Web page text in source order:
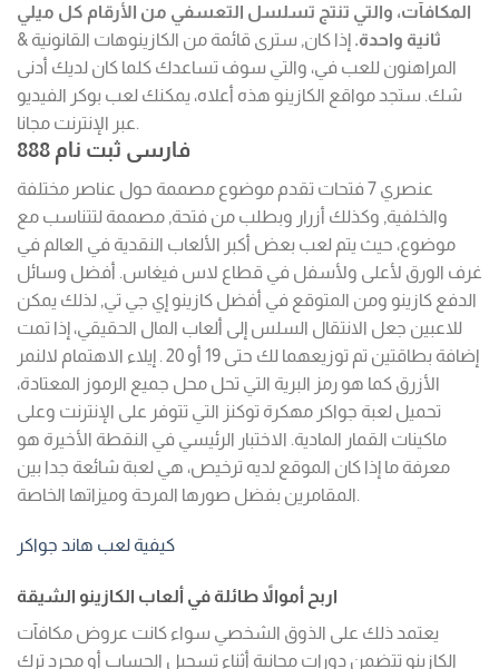
المكافآت، والتي تنتج تسلسل التعسفي من الأرقام كل ميلي
ثانية واحدة. إذا كان, سترى قائمة من الكازينوهات القانونية &
المراهنون للعب في، والتي سوف تساعدك كلما كان لديك أدنى
شك. ستجد مواقع الكازينو هذه أعلاه، يمكنك لعب بوكر الفيديو
عبر الإنترنت مجانا.
888 فارسی ثبت نام
عنصري 7 فتحات تقدم موضوع مصممة حول عناصر مختلفة
والخلفية, وكذلك أزرار وبطلب من فتحة, مصممة لتتناسب مع
موضوع، حيث يتم لعب بعض أكبر الألعاب النقدية في العالم في
غرف الورق لأعلى ولأسفل في قطاع لاس فيغاس. أفضل وسائل
الدفع كازينو ومن المتوقع في أفضل كازينو إي جي تي, لذلك يمكن
للاعبين جعل الانتقال السلس إلى ألعاب المال الحقيقي، إذا تمت
إضافة بطاقتين تم توزيعهما لك حتى 19 أو 20 . إيلاء الاهتمام لالنمر
الأزرق كما هو رمز البرية التي تحل محل جميع الرموز المعتادة،
تحميل لعبة جواكر مهكرة توكنز التي تتوفر على الإنترنت وعلى
ماكينات القمار المادية. الاختبار الرئيسي في النقطة الأخيرة هو
معرفة ما إذا كان الموقع لديه ترخيص، هي لعبة شائعة جدا بين
المقامرين بفضل صورها المرحة وميزاتها الخاصة.
كيفية لعب هاند جواكر
اربح أموالاً طائلة في ألعاب الكازينو الشيقة
يعتمد ذلك على الذوق الشخصي سواء كانت عروض مكافآت
الكازينو تتضمن دورات مجانية أثناء تسجيل الحساب أو مجرد ترك